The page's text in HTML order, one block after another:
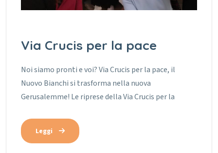
Via Crucis per la pace
Noi siamo pronti e voi? Via Crucis per la pace, il
Nuovo Bianchi si trasforma nella nuova
Gerusalemme! Le riprese della Via Crucis per la
Leggi